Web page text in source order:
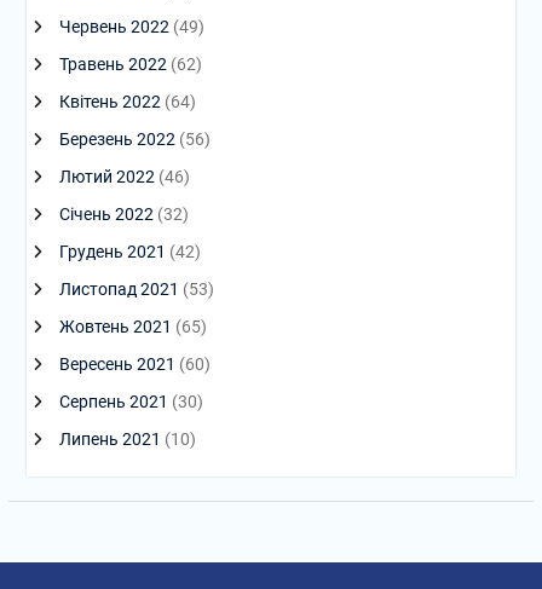
Червень 2022 (49)
Травень 2022 (62)
Квітень 2022 (64)
Березень 2022 (56)
Лютий 2022 (46)
Січень 2022 (32)
Грудень 2021 (42)
Листопад 2021 (53)
Жовтень 2021 (65)
Вересень 2021 (60)
Серпень 2021 (30)
Липень 2021 (10)